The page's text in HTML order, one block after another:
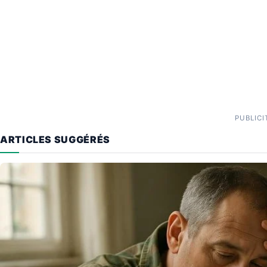
ARTICLES SUGGÉRÉS